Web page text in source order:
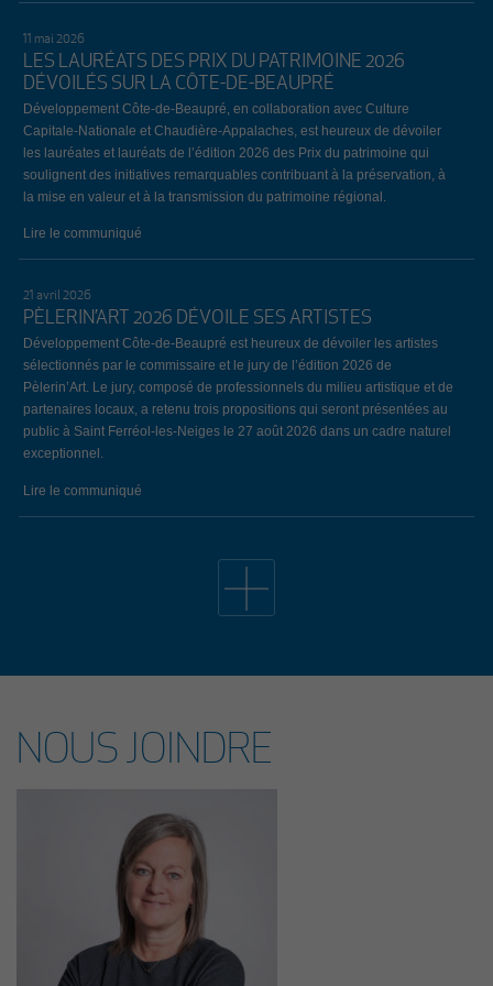
11 mai 2026
LES LAURÉATS DES PRIX DU PATRIMOINE 2026
DÉVOILÉS SUR LA CÔTE-DE-BEAUPRÉ
Développement Côte-de-Beaupré, en collaboration avec Culture
Capitale-Nationale et Chaudière-Appalaches, est heureux de dévoiler
les lauréates et lauréats de l’édition 2026 des Prix du patrimoine qui
soulignent des initiatives remarquables contribuant à la préservation, à
la mise en valeur et à la transmission du patrimoine régional.
Lire le communiqué
21 avril 2026
PÈLERIN’ART 2026 DÉVOILE SES ARTISTES
Développement Côte-de-Beaupré est heureux de dévoiler les artistes
sélectionnés par le commissaire et le jury de l’édition 2026 de
Pèlerin’Art. Le jury, composé de professionnels du milieu artistique et de
partenaires locaux, a retenu trois propositions qui seront présentées au
public à Saint Ferréol-les-Neiges le 27 août 2026 dans un cadre naturel
exceptionnel.
Lire le communiqué
34E ÉDITION DE L’ÉVÈNEMENT EMPLOI CÔTE-DE-
première fois. Cet évènement a été rendu possible grâce à la
participation financière du gouvernement du Québec.
APPEL DE PROJETS 2025-2028 DE PAYSAGES
CAPITALE-NATIONALE: 11 INITIATIVES MISE EN
VALEUR DES PAYSAGES SUR L’ENSEMBLE DU
TERRITOIRE
Les partenaires de Paysages Capitale-Nationale (PCN) sont heureux
NOUS JOINDRE